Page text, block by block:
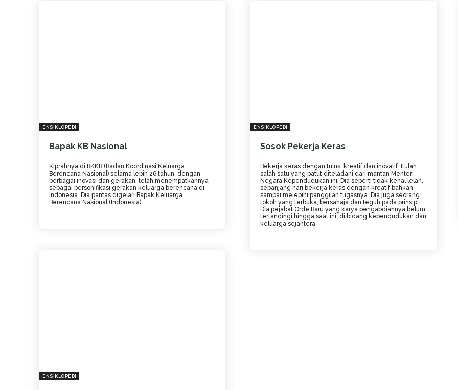
ENSIKLOPEDI
Bapak KB Nasional
Kiprahnya di BKKB (Badan Koordinasi Keluarga
Berencana Nasional) selama lebih 26 tahun, dengan
berbagai inovasi dan gerakan, telah menempatkannya
sebagai personifikasi gerakan keluarga berencana di
Indonesia. Dia pantas digelari Bapak Keluarga
Berencana Nasional (Indonesia).
ENSIKLOPEDI
Sosok Pekerja Keras
Bekerja keras dengan tulus, kreatif dan inovatif. Itulah
salah satu yang patut diteladani dari mantan Menteri
Negara Kependudukan ini. Dia seperti tidak kenal lelah,
sepanjang hari bekerja keras dengan kreatif bahkan
sampai melebihi panggilan tugasnya. Dia juga seorang
tokoh yang terbuka, bersahaja dan teguh pada prinsip.
Dia pejabat Orde Baru yang karya pengabdiannya belum
tertandingi hingga saat ini, di bidang kependudukan dan
keluarga sejahtera.
ENSIKLOPEDI